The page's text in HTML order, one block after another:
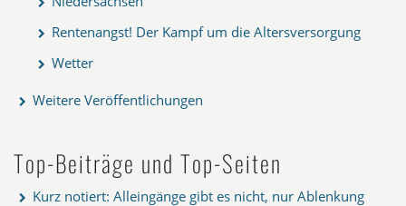
Rentenangst! Der Kampf um die Altersversorgung
Wetter
Weitere Veröffentlichungen
Top-Beiträge und Top-Seiten
Kurz notiert: Alleingänge gibt es nicht, nur Ablenkung